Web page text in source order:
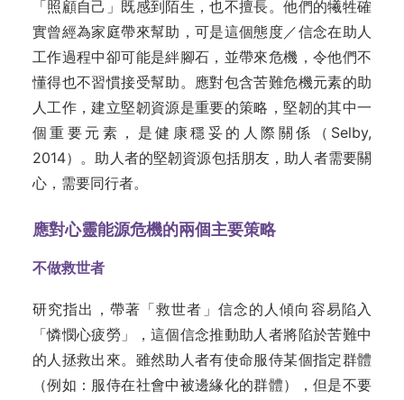
「照顧自己」既感到陌生，也不擅長。他們的犧牲確
實曾經為家庭帶來幫助，可是這個態度／信念在助人
工作過程中卻可能是絆腳石，並帶來危機，令他們不
懂得也不習慣接受幫助。應對包含苦難危機元素的助
人工作，建立堅韌資源是重要的策略，堅韌的其中一
個重要元素，是健康穩妥的人際關係（Selby,
2014）。助人者的堅韌資源包括朋友，助人者需要關
心，需要同行者。
應對心靈能源危機的兩個主要策略
不做救世者
研究指出，帶著「救世者」信念的人傾向容易陷入
「憐憫心疲勞」，這個信念推動助人者將陷於苦難中
的人拯救出來。雖然助人者有使命服侍某個指定群體
（例如：服侍在社會中被邊緣化的群體），但是不要